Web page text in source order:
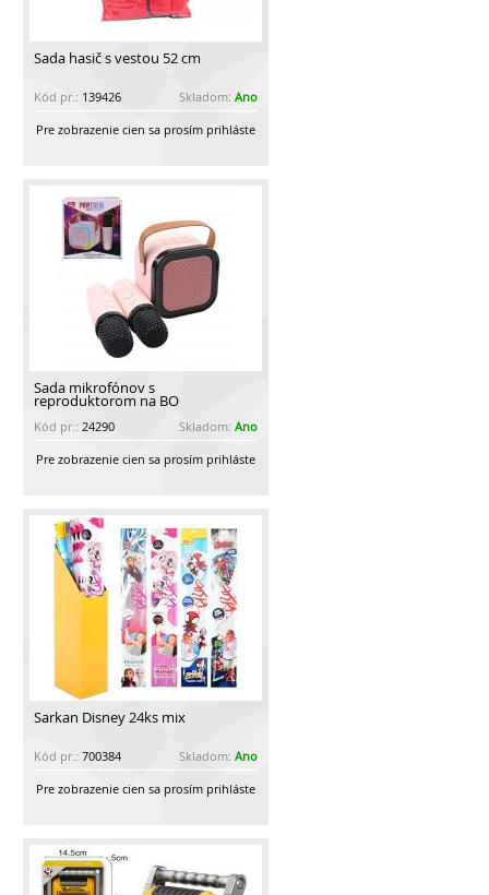
Sada hasič s vestou 52 cm
Kód pr.: 139426 Skladom: Ano
Pre zobrazenie cien sa prosím prihláste
Sada mikrofónov s
reproduktorom na BO
Kód pr.: 24290 Skladom: Ano
Pre zobrazenie cien sa prosím prihláste
Šarkan Disney 24ks mix
Kód pr.: 700384 Skladom: Ano
Pre zobrazenie cien sa prosím prihláste